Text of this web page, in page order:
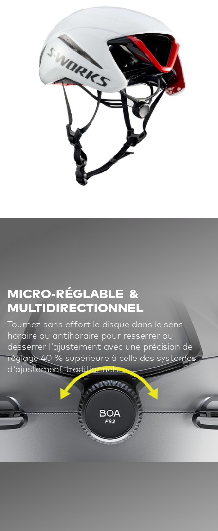
MICRO-RÉGLABLE &
MULTIDIRECTIONNEL
Tournez sans effort le disque dans le sens
horaire ou antihoraire pour resserrer ou
desserrer l'ajustement avec une précision de
réglage 40 % supérieure à celle des systèmes
d'ajustement traditionnels.